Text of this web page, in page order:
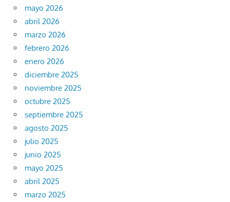
mayo 2026
abril 2026
marzo 2026
febrero 2026
enero 2026
diciembre 2025
noviembre 2025
octubre 2025
septiembre 2025
agosto 2025
julio 2025
junio 2025
mayo 2025
abril 2025
marzo 2025